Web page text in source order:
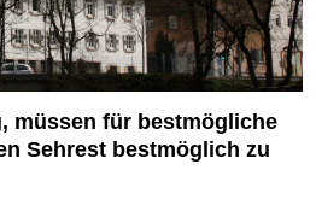
müssen für bestmögliche
Sehrest bestmöglich zu